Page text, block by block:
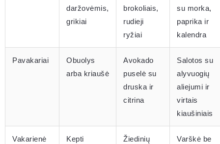
daržovėmis,
grikiai
brokoliais,
rudieji
ryžiai
su morka,
paprika ir
kalendra
Pavakariai
Obuolys
arba kriaušė
Avokado
puselė su
druska ir
citrina
Salotos su
alyvuogių
aliejumi ir
virtais
kiaušiniais
Vakarienė
Kepti
Žiedinių
Varškė be